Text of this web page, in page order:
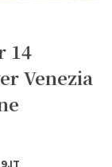
14
Venezia